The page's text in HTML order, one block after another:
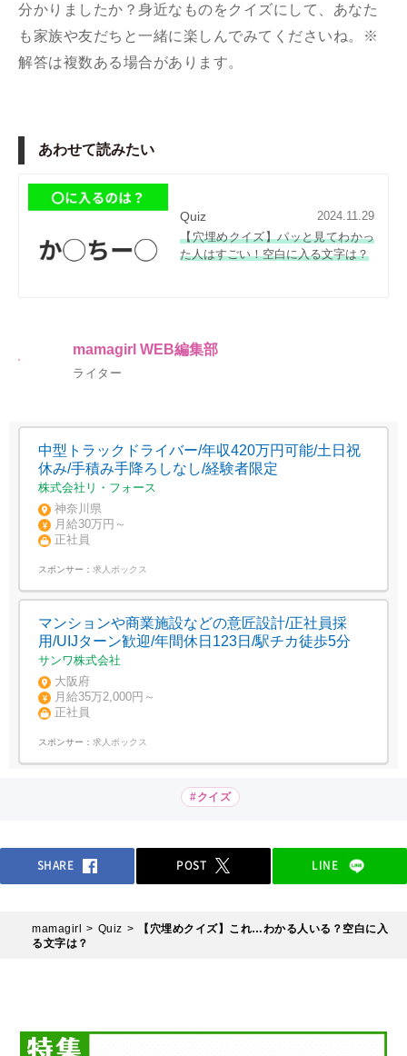
分かりましたか？身近なものをクイズにして、あなた
も家族や友だちと一緒に楽しんでみてくださいね。※
解答は複数ある場合があります。
あわせて読みたい
Quiz
2024.11.29
【穴埋めクイズ】パッと見てわかっ
た人はすごい！空白に入る文字は？
mamagirl WEB編集部
ライター
中型トラックドライバー/年収420万円可能/土日祝
休み/手積み手降ろしなし/経験者限定
株式会社リ・フォース
神奈川県
月給30万円～
正社員
スポンサー： 求人ボックス
マンションや商業施設などの意匠設計/正社員採
用/UIJターン歓迎/年間休日123日/駅チカ徒歩5分
サンワ株式会社
大阪府
月給35万2,000円～
正社員
スポンサー： 求人ボックス
#クイズ
SHARE POST LINE
mamagirl Quiz
【穴埋めクイズ】これ…わかる人いる？空白に入
る文字は？